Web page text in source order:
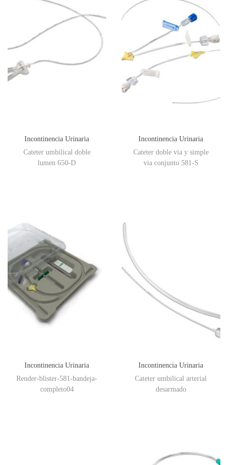
Incontinencia Urinaria
Cateter umbilical doble
lumen 650-D
Incontinencia Urinaria
Cateter doble via y simple
via conjunto 581-S
Incontinencia Urinaria
Render-blister-581-bandeja-
completo04
Incontinencia Urinaria
Cateter umbilical arterial
desarmado